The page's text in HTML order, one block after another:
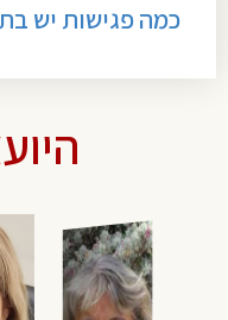
כמה פגישות יש